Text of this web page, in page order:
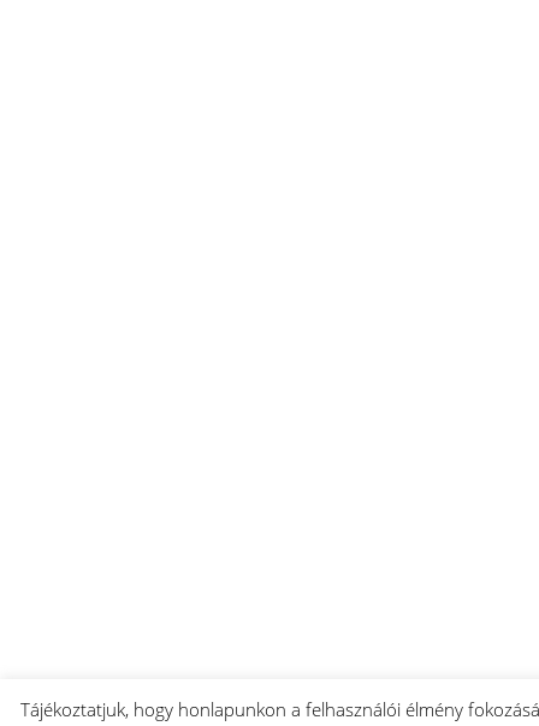
Tájékoztatjuk, hogy honlapunkon a felhasználói élmény